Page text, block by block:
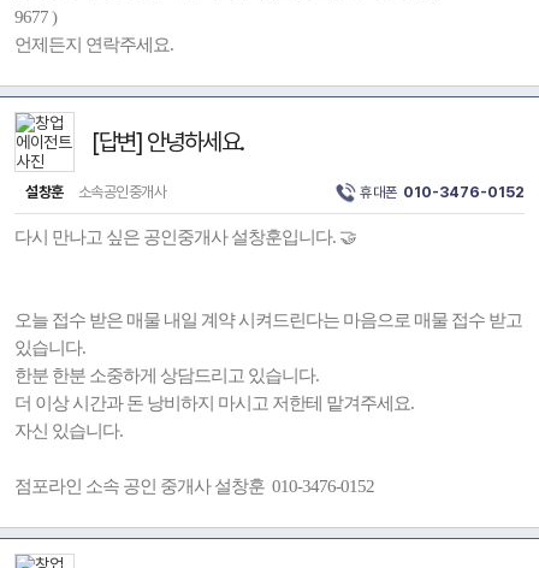
9677 )
언제든지 연락주세요.
[답변] 안녕하세요.
설창훈 소속공인중개사 휴대폰 010-3476-0152
다시 만나고 싶은 공인중개사 설창훈입니다. 🤝
오늘 접수 받은 매물 내일 계약 시켜드린다는 마음으로 매물 접수 받고
있습니다.
한분 한분 소중하게 상담드리고 있습니다.
더 이상 시간과 돈 낭비하지 마시고 저한테 맡겨주세요.
자신 있습니다.
점포라인 소속 공인 중개사 설창훈 010-3476-0152